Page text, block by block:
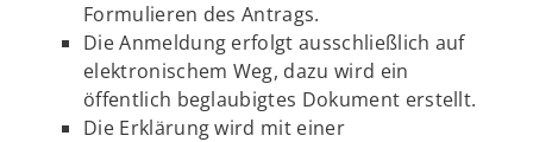
Formulieren des Antrags.
Die Anmeldung erfolgt ausschließlich auf
elektronischem Weg, dazu wird ein
öffentlich beglaubigtes Dokument erstellt.
Die Erklärung wird mit einer